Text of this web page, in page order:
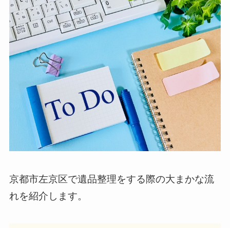
京都市左京区で遺品整理をする際の大まかな流
れを紹介します。